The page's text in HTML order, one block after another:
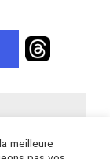
meilleure